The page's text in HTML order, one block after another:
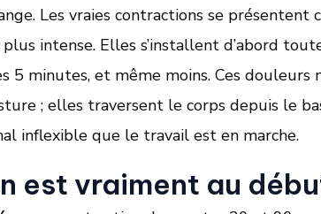
Les vraies contractions se présentent
intense. Elles s’installent d’abord
5 minutes, et même moins. Ces douleurs
; elles traversent le corps depuis le
inflexible que le travail est en marche.
est vraiment au